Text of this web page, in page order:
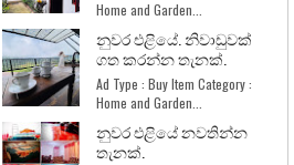
Home and Garden...
නුවර එළියේ. නිවාඩුවක්
ගත කරන්න තැනක්.
Ad Type : Buy Item Category :
Home and Garden...
නුවර එළියේ නවතින්න
තැනක්.